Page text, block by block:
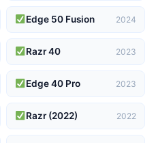
Edge 50 Fusion 2024
Razr 40 2023
Edge 40 Pro 2023
Razr (2022) 2022